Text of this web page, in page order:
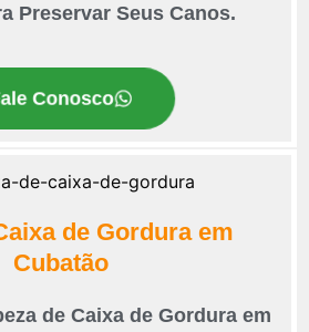
Preservar Seus Canos.
Conosco
de Gordura em
Cubatão
de Caixa de Gordura em